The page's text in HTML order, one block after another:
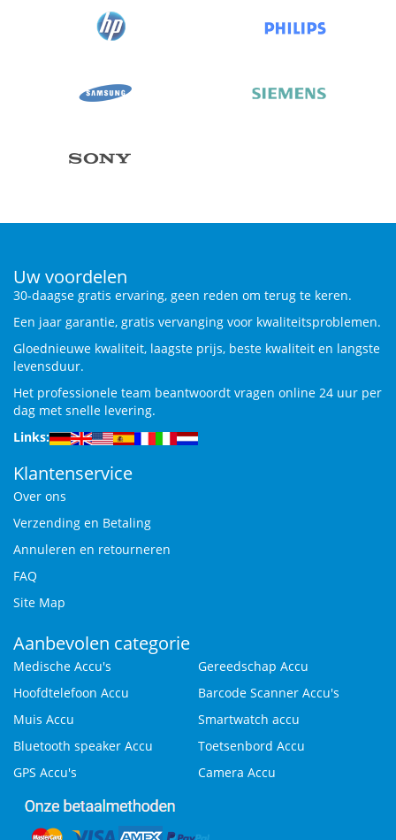
Uw voordelen
30-daagse gratis ervaring, geen reden om terug te keren.
Een jaar garantie, gratis vervanging voor kwaliteitsproblemen.
Gloednieuwe kwaliteit, laagste prijs, beste kwaliteit en langste
levensduur.
Het professionele team beantwoordt vragen online 24 uur per
dag met snelle levering.
Links:
Klantenservice
Over ons
Verzending en Betaling
Annuleren en retourneren
FAQ
Site Map
Aanbevolen categorie
Medische Accu's
Gereedschap Accu
Hoofdtelefoon Accu
Barcode Scanner Accu's
Muis Accu
Smartwatch accu
Bluetooth speaker Accu
Toetsenbord Accu
GPS Accu's
Camera Accu